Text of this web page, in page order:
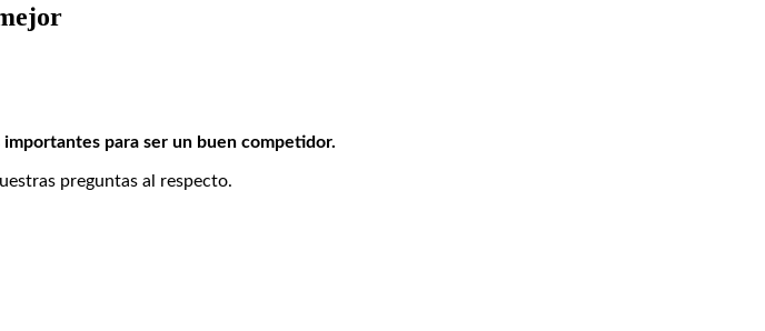
importantes para ser un buen competidor.
preguntas al respecto.